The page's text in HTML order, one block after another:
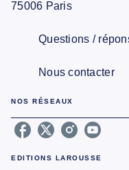
75006 Paris
Questions /
Nous contacter
NOS RÉSEAUX
EDITIONS LAROUSSE